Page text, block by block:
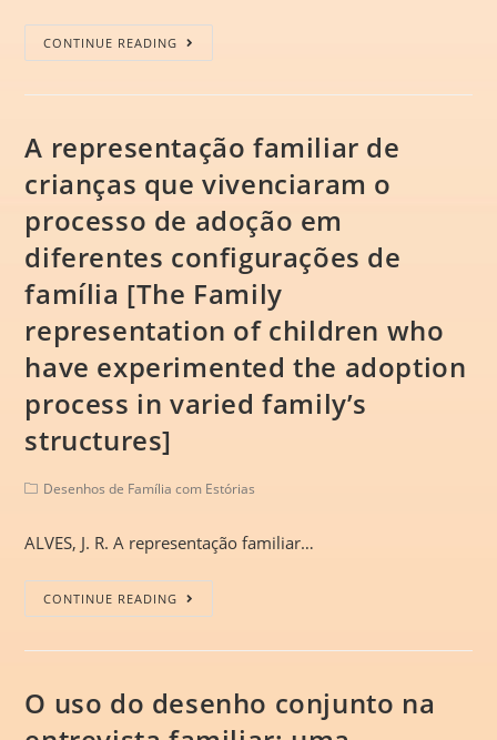
CONTINUE READING
A representação familiar de
crianças que vivenciaram o
processo de adoção em
diferentes configurações de
família [The Family
representation of children who
have experimented the adoption
process in varied family’s
structures]
Desenhos de Família com Estórias
ALVES, J. R. A representação familiar…
CONTINUE READING
O uso do desenho conjunto na